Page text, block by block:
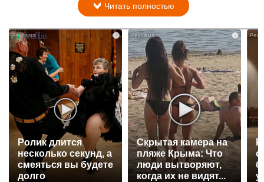
Читать полностью
Ролик длится
несколько секунд, а
смеяться вы будете
долго
i
Скрытая камера на
пляже Крыма: Что
люди вытворяют,
когда их не видят...